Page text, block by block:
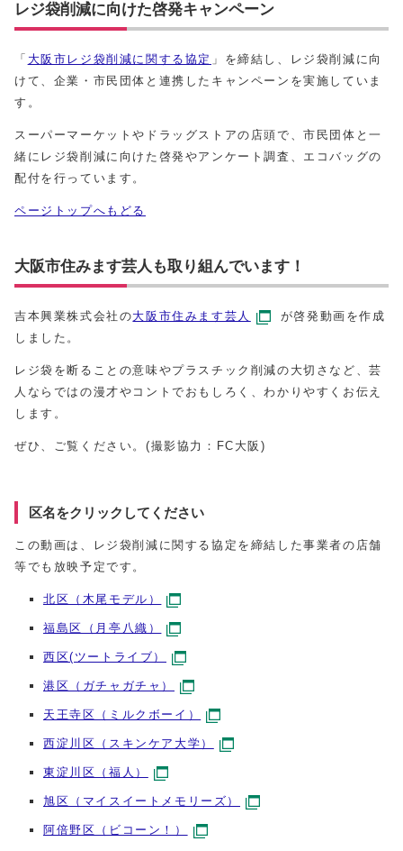
レジ袋削減に向けた啓発キャンペーン
「 大阪市レジ袋削減に関する協定 」を締結し、レジ袋削減に向
けて、企業・市民団体と連携したキャンペーンを実施していま
す。
スーパーマーケットやドラッグストアの店頭で、市民団体と一
緒にレジ袋削減に向けた啓発やアンケート調査、エコバッグの
配付を行っています。
ページトップへもどる
大阪市住みます芸人も取り組んでいます！
吉本興業株式会社の大阪市住みます芸人
が啓発動画を作成
しました。
レジ袋を断ることの意味やプラスチック削減の大切さなど、芸
人ならではの漫才やコントでおもしろく、わかりやすくお伝え
します。
ぜひ、ご覧ください。(撮影協力：FC大阪)
区名をクリックしてください
この動画は、レジ袋削減に関する協定を締結した事業者の店舗
等でも放映予定です。
北区（木尾モデル）
福島区（月亭八織）
西区(ツートライブ）
港区（ガチャガチャ）
天王寺区（ミルクボーイ）
西淀川区（スキンケア大学）
東淀川区（福人）
旭区（マイスイートメモリーズ）
阿倍野区（ビコーン！）